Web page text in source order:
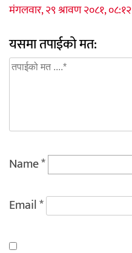
मंगलवार, २९ श्रावण २०८१, ०८:१२
यसमा तपाईको मत:
Name*
Email*